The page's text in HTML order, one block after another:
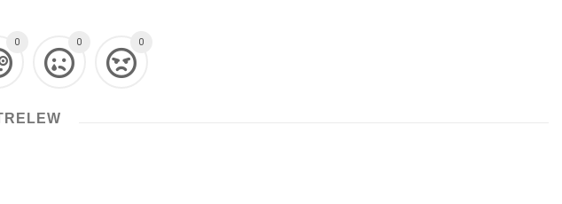
0 0 0